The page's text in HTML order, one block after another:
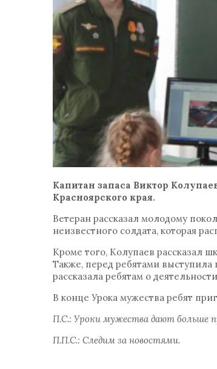
Капитан запаса Виктор
Красноярского края.
Ветеран рассказал молодому
неизвестного солдата, которая
Кроме того, Колупаев рассказал
Также, перед ребятами
рассказала ребятам о
В конце Урока мужества ребят
П.С.: Уроки мужества дают больше
П.П.С.: Следим за новостями.